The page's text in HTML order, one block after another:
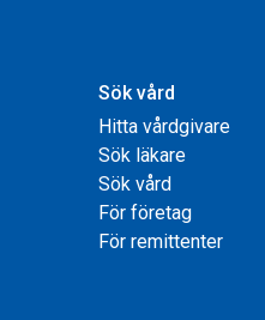
Sök vård
Hitta vårdgivare
Sök läkare
Sök vård
För företag
För remittenter